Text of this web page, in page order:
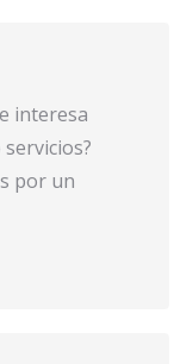
interesa
por un